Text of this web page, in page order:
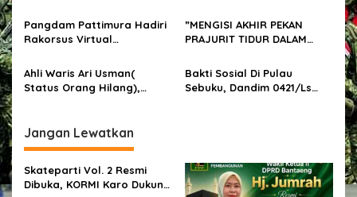
Utara
Pangdam Pattimura Hadiri
Rakorsus Virtual
”MENGISI AKHIR PEKAN
PRAJURIT TIDUR DALAM
MELAKSANAKAN LATIHAN
BELA DIRI KARATE”
Ahli Waris Ari Usman(
Status Orang Hilang),
Menindak Tegas Para
Oknum Kades Dan BPN
Bakti Sosial Di Pulau
Sebuku, Dandim 0421/Ls
Jangan Lewatkan
Skateparti Vol. 2 Resmi
Dibuka, KORMI Karo Dukung